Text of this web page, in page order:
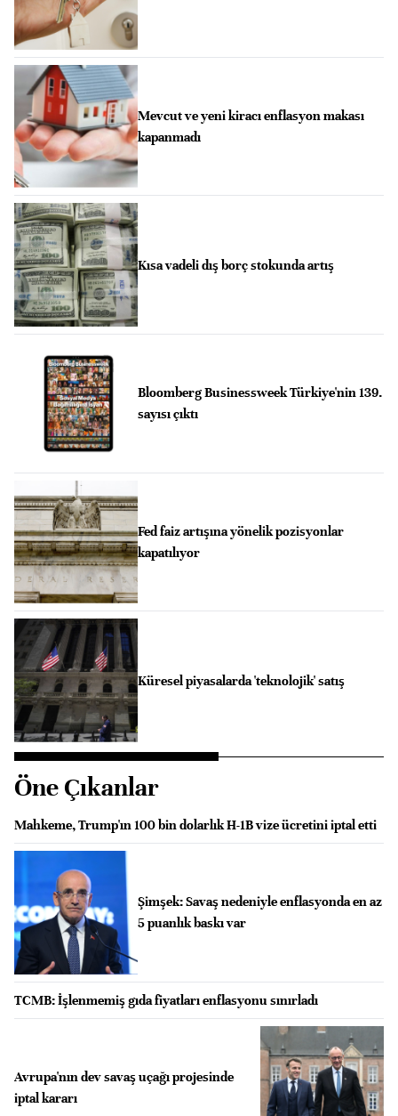
Mevcut ve yeni kiracı enflasyon makası
kapanmadı
Kısa vadeli dış borç stokunda artış
Bloomberg Businessweek Türkiye'nin 139.
sayısı çıktı
Fed faiz artışına yönelik pozisyonlar
kapatılıyor
Küresel piyasalarda 'teknolojik' satış
Öne Çıkanlar
Mahkeme, Trump'ın 100 bin dolarlık H-1B vize ücretini iptal etti
Şimşek: Savaş nedeniyle enflasyonda en az
5 puanlık baskı var
TCMB: İşlenmemiş gıda fiyatları enflasyonu sınırladı
Avrupa'nın dev savaş uçağı projesinde
iptal kararı